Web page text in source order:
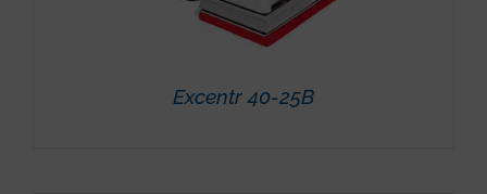
Excentr 40-25B